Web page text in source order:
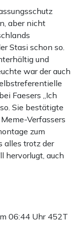
aber nicht
Stasi schon so.
und
war der auch
Faesers „Ich
Sie bestätigte
Verfassers
zum
alles trotz der
hervorlugt, auch
06:44 Uhr 452T